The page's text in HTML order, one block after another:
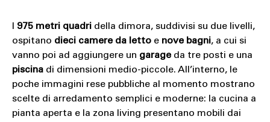
975 metri quadridella dimora, suddivisi su due livelli,
ospitano dieci camere da lettoe nove bagni, a cui si
vanno poi ad aggiungere un garageda tre posti e una
piscinadi dimensioni medio-piccole. All’interno, le
poche immagini rese pubbliche al momento mostrano
scelte di arredamento semplici e moderne: la cucina a
pianta aperta e la zona living presentano mobili dai